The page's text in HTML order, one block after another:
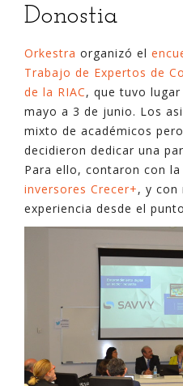
Donostia
Orkestra organizó el
Trabajo de Expertos de
de la RIAC, que tuvo
mayo a 3 de junio. Los
mixto de académicos
decidieron dedicar una
Para ello, contaron con
inversores Crecer+, y con
experiencia desde el